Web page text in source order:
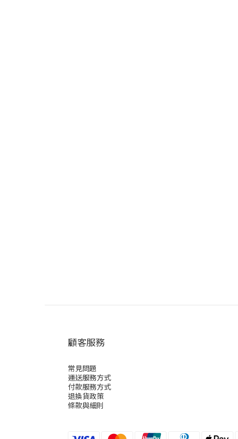
顧客服務
常見問題
運送服務方式
付款服務方式
退換貨政策
條款與細則